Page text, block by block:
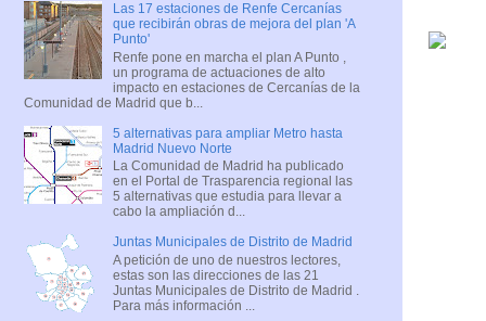
Las 17 estaciones de Renfe Cercanías
que recibirán obras de mejora del plan 'A
Punto'
Renfe pone en marcha el plan A Punto ,
un programa de actuaciones de alto
impacto en estaciones de Cercanías de la
Comunidad de Madrid que b...
5 alternativas para ampliar Metro hasta
Madrid Nuevo Norte
La Comunidad de Madrid ha publicado
en el Portal de Trasparencia regional las
5 alternativas que estudia para llevar a
cabo la ampliación d...
Juntas Municipales de Distrito de Madrid
A petición de uno de nuestros lectores,
estas son las direcciones de las 21
Juntas Municipales de Distrito de Madrid .
Para más información ...